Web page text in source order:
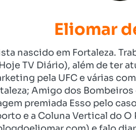
Eliomar
nascido em Fortaleza.
TV Diário), além de ter
pela UFC e várias
Amigo dos
premiada Esso pelo
e a Coluna Vertical do